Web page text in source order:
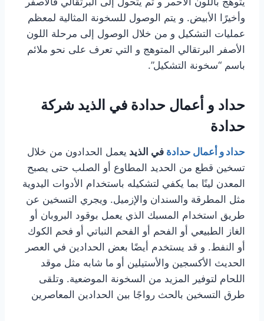
وأخيرًا الأبيض. و يتم الوصول للسخونة المثالية لمعظم
عمليات التشكيل و من خلال الوصول إلى مرحلة اللون
الأصفر البرتقالي المتوهج و التي تعرف على نحو ملائم
باسم “سخونة التشكيل”.
حداد و أعمال حدادة في الذيد شركة
حدادة
حداد و أعمال حدادة في الذيد يعمل الحدادون من خلال
تسخين قطع من الحديد المطاوع أو الصلب حتى يصبح
المعدن لينًا بما يكفي لتشكيله باستخدام الأدوات اليدوية
مثل المطرقة والسندان والإزميل. ويجري التسخين عن
طريق استخدام المسبك الذي يعمل بوقود البروبان أو
الغاز الطبيعي أو الفحم أو الفحم النباتي أو فحم الكوك
أو النفط. و قد يستخدم أيضًا بعض الحدادين في العصر
الحديث الأكسجين والأستيلين أو ما شابه مثل موقد
اللحام لتوفير المزيد من السخونة الموضعية. وتلقى
طرق التسخين بالحث رواجًا بين الحدادين المعاصرين